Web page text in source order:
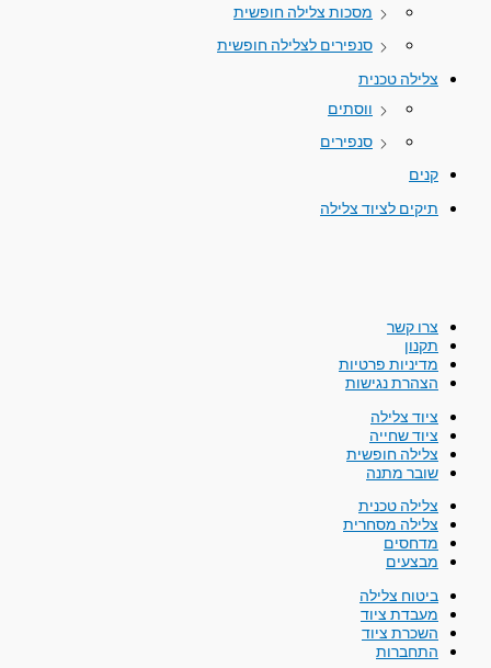
מסכות צלילה חופשית
סנפירים לצלילה חופשית
צלילה טכנית
ווסתים
סנפירים
קנים
תיקים לציוד צלילה
צרו קשר
תקנון
מדיניות פרטיות
הצהרת נגישות
ציוד צלילה
ציוד שחייה
צלילה חופשית
שובר מתנה
צלילה טכנית
צלילה מסחרית
מדחסים
מבצעים
ביטוח צלילה
מעבדת ציוד
השכרת ציוד
התחברות